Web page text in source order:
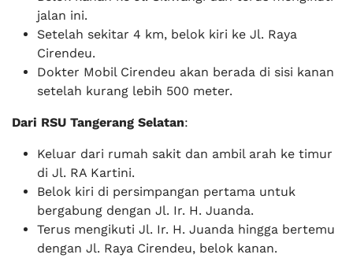
jalan ini.
Setelah sekitar 4 km, belok kiri ke Jl. Raya
Cirendeu.
Dokter Mobil Cirendeu akan berada di sisi kanan
setelah kurang lebih 500 meter.
Dari RSU Tangerang Selatan:
Keluar dari rumah sakit dan ambil arah ke timur
di Jl. RA Kartini.
Belok kiri di persimpangan pertama untuk
bergabung dengan Jl. Ir. H. Juanda.
Terus mengikuti Jl. Ir. H. Juanda hingga bertemu
dengan Jl. Raya Cirendeu, belok kanan.